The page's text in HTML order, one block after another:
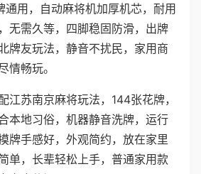
通用，自动麻将机加厚机芯，耐用
无需久等，四脚稳固防滑，出牌
牌友玩法，静音不扰民，家用商
情畅玩。
江苏南京麻将玩法，144张花牌，
本地习俗，机器静音洗牌，运行
牌手感好，外观简约，放在家里
单，长辈轻松上手，普通家用款